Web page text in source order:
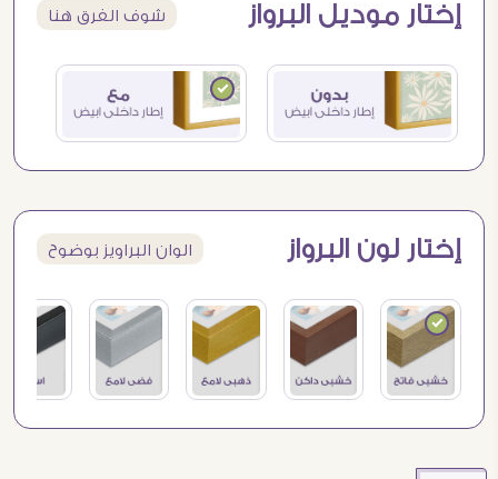
إختار موديل البرواز شوف الفرق هنا
إختار لون البرواز الوان البراويز بوضوح